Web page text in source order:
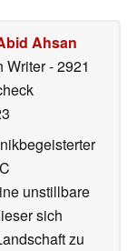
Ahsan
Writer- 2921
unstillbare
sich
zu